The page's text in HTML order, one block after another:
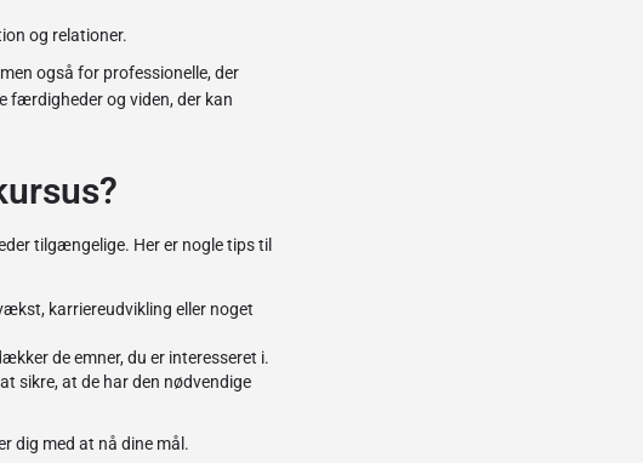
og relationer.
også for professionelle, der
færdigheder og viden, der kan
tilgængelige. Her er nogle tips til
karriereudvikling eller noget
de emner, du er interesseret i.
sikre, at de har den nødvendige
dig med at nå dine mål.